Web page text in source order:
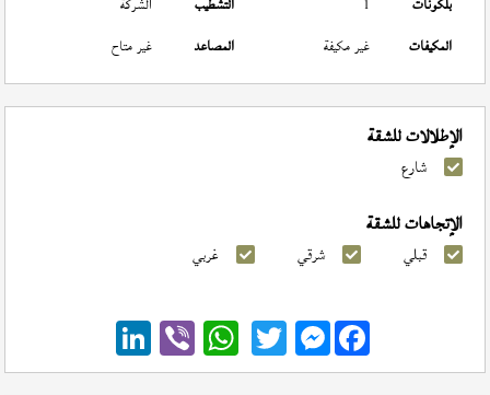
المكيفات
غير مكيفة المصاعد غير متاح
الإطلالات للشقة
شارع
الإتجاهات للشقة
قبلي شرقي غربي
Messenger